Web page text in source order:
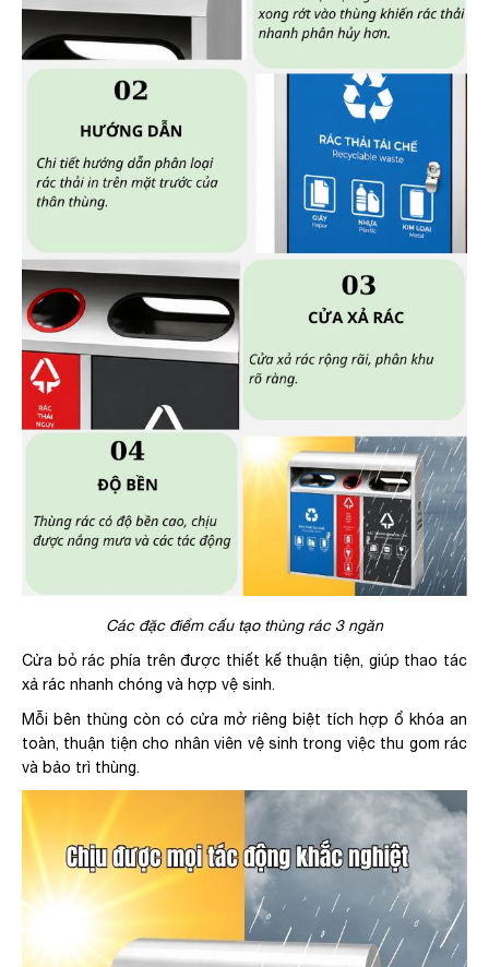
Các đặc điểm cấu tạo thùng rác 3 ngăn
Cửa bỏ rác phía trên được thiết kế thuận tiện, giúp thao tác
xả rác nhanh chóng và hợp vệ sinh.
Mỗi bên thùng còn có cửa mở riêng biệt tích hợp ổ khóa an
toàn, thuận tiện cho nhân viên vệ sinh trong việc thu gom rác
và bảo trì thùng.